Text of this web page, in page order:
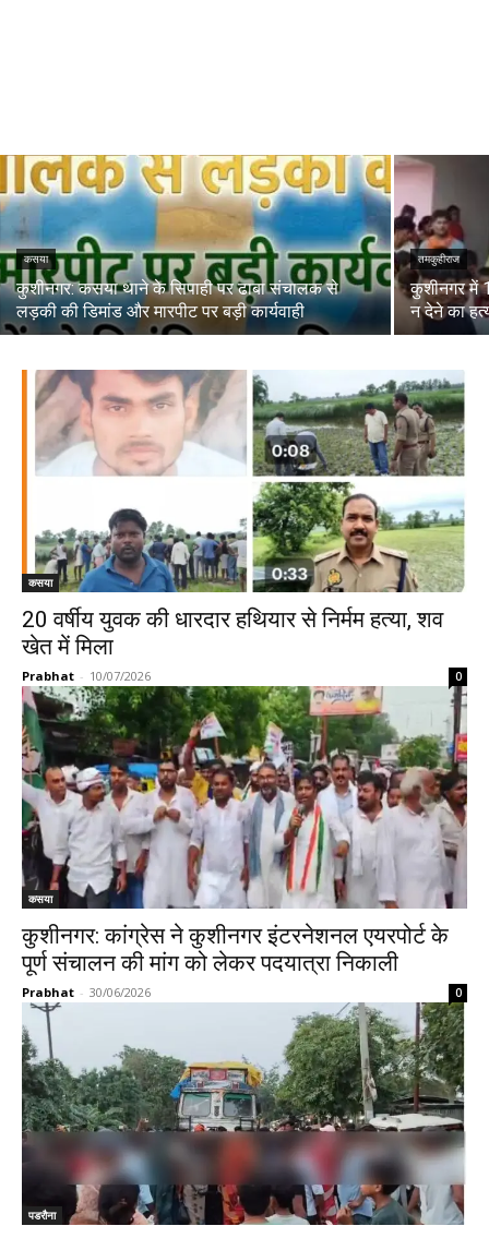
कसया
कुशीनगर: कसया थाने के सिपाही पर ढाबा संचालक से
लड़की की डिमांड और मारपीट पर बड़ी कार्यवाही
तमकुहीराज
कुशीनगर में
न देने का
कसया
20 वर्षीय युवक की धारदार हथियार से निर्मम हत्या, शव
खेत में मिला
Prabhat - 10/07/2026 0
कसया
कुशीनगर: कांग्रेस ने कुशीनगर इंटरनेशनल एयरपोर्ट के
पूर्ण संचालन की मांग को लेकर पदयात्रा निकाली
Prabhat - 30/06/2026 0
पडरौना